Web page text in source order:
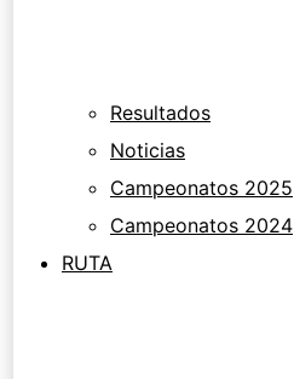
Resultados
Noticias
Campeonatos 2025
Campeonatos 2024
RUTA